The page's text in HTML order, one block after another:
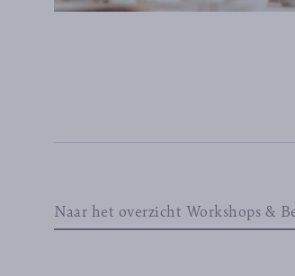
Naar het overzicht Workshops &